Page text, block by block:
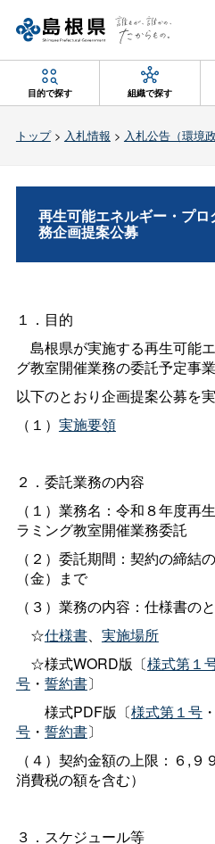
目的で探す 組織で探す
トップ> 入札情報 > 入札公告（環境
再生可能エネルギー・プ
務企画提案公募
１．目的
島根県が実施する再生可能
グ教室開催業務の委託予定事
以下のとおり企画提案公募を実
（１） 実施要領
２．委託業務の内容
（１）業務名：令和８年度再
ラミング教室開催業務委託
（２）委託期間：契約の締結
（金）まで
（３）業務の内容：仕様書の
☆仕様書、 実施場所
☆様式WORD版〔様式第１
号・ 誓約書〕
様式PDF版〔様式第１号・
号・ 誓約書〕
（４）契約金額の上限：６,
消費税の額を含む）
３．スケジュール等